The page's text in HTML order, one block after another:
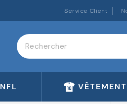
Service Client